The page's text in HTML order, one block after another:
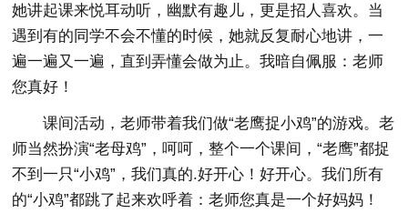
她讲起课来悦耳动听，幽默有趣儿，更是招人喜欢。当
遇到有的同学不会不懂的时候，她就反复耐心地讲，一
遍一遍又一遍，直到弄懂会做为止。我暗自佩服：老师
您真好！
课间活动，老师带着我们做“老鹰捉小鸡”的游戏。老
师当然扮演“老母鸡”，呵呵，整个一个课间，“老鹰”都捉
不到一只“小鸡”，我们真的.好开心！好开心。我们所有
的“小鸡”都跳了起来欢呼着：老师您真是一个好妈妈！